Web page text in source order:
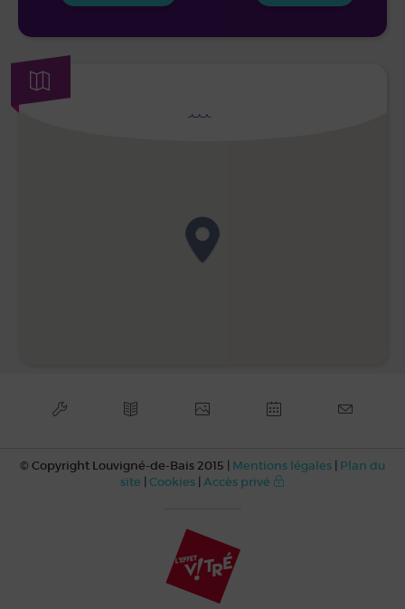
© Copyright Louvigné-de-Bais 2015 | Mentions légales | Plan du
site | Cookies | Accès privé